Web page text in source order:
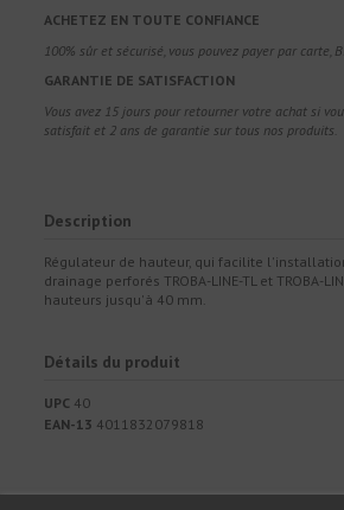
ACHETEZ EN TOUTE CONFIANCE
100% sûr et sécurisé, vous pouvez payer par carte,
GARANTIE DE SATISFACTION
Vous avez 15 jours pour retourner votre achat si
satisfait et 2 ans de garantie sur tous nos produits.
Description
Régulateur de hauteur, qui facilite
drainage perforés TROBA-LINE-TL et TROBA-
hauteurs jusqu'à 40 mm.
Détails du produit
UPC 40
EAN-13 4011832079818